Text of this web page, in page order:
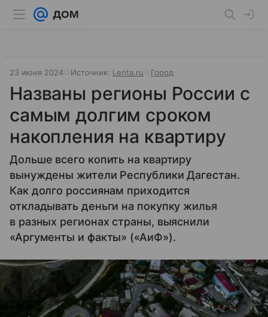
23 июня 2024 Источник: Lenta.ru Город
Названы регионы России с
самым долгим сроком
накопления на квартиру
Дольше всего копить на квартиру
вынуждены жители Республики Дагестан.
Как долго россиянам приходится
откладывать деньги на покупку жилья
в разных регионах страны, выяснили
«Аргументы и факты» («АиФ»).